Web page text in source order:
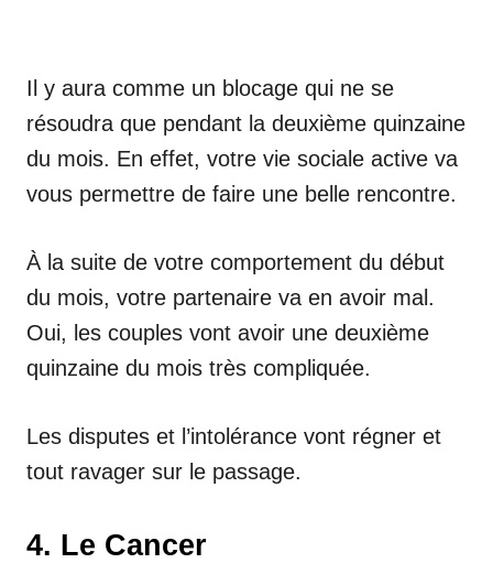
Il y aura comme un blocage qui ne se
résoudra que pendant la deuxième quinzaine
du mois. En effet, votre vie sociale active va
vous permettre de faire une belle rencontre.
À la suite de votre comportement du début
du mois, votre partenaire va en avoir mal.
Oui, les couples vont avoir une deuxième
quinzaine du mois très compliquée.
Les disputes et l’intolérance vont régner et
tout ravager sur le passage.
4. Le Cancer